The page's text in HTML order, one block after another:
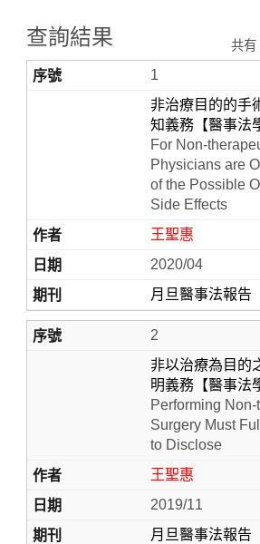
Home
查詢結果 共有
1
非治療目的的手
知義務【醫事法
For Non-
Physicians are
of the Possible
Side Effects
王聖惠
2020/04
月旦醫事法報告
2
非以治療為目的
明義務【醫事法
Performing
Surgery Must
to Disclose
王聖惠
2019/11
月旦醫事法報告